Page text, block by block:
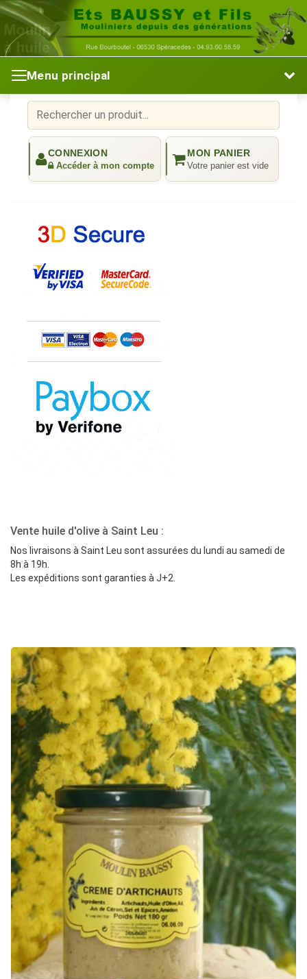
Menu principal
Vente huile d'olive à Saint Leu :
Nos livraisons à Saint Leu sont assurées du lundi au samedi de
8h à 19h.
Les expéditions sont garanties à J+2.